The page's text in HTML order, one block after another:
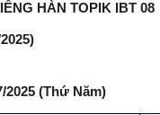
HÀN TOPIK IBT 08
2025 (Thứ Năm)